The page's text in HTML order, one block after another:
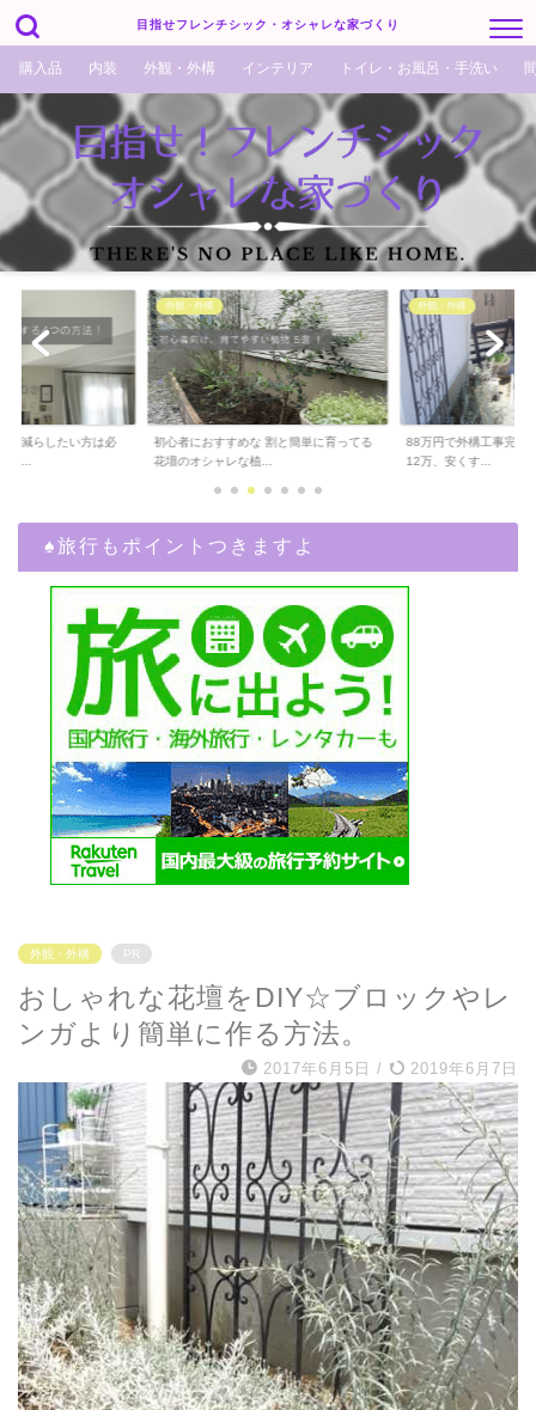
目指せフレンチシック・オシャレな家づくり
購入品 内装 外観・外構 インテリア トイレ・お風呂・手洗い
も減らしたい方は必
ら...
外観・外構
初心者におすすめな 割と簡単に育ってる
花壇のオシャレな植...
外観・外構
88万円で外構工事完了
12万、安くす...
♠︎旅行もポイントつきますよ
外観・外構 PR
おしゃれな花壇をDIY☆ブロックやレ
ンガより簡単に作る方法。
2017年6月5日 / 2019年6月7日